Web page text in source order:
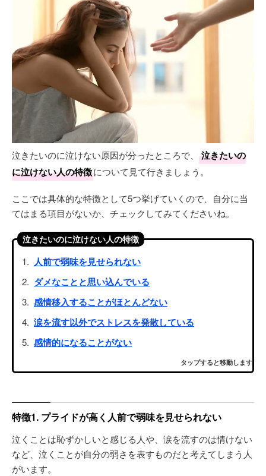
泣きたいのに泣けない原因が分ったところで、
泣きたいの
に泣けない人の特徴について見て行きましょう。
ここでは具体的な特徴として5つ挙げていくので、自分に当
てはまる項目がないか、チェックしてみてくださいね。
泣きたいのに泣けない人の特徴
人前で弱味を見せられない
ダメなことと思い込んでいる
感情移入することがほとんどない
涙を流す以外でストレスを発散している
感情的になることがない
タップすると移動します
特徴1. プライドが高く人前で弱味を見せられない
泣くことは恥ずかしいと感じる人や、涙を流すのは情けない
など、泣くことが自分の弱さを表すものだと考えてしまう人
がいます。